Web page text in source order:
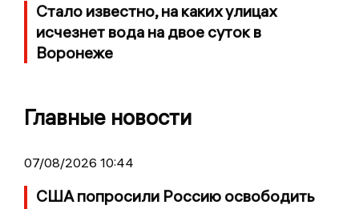
Стало известно, на каких улицах
исчезнет вода на двое суток в
Воронеже
Главные новости
07/08/2026 10:44
США попросили Россию освободить